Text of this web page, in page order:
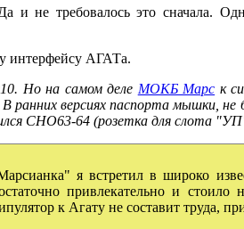
требовалось это сначала.
интерфейсу АГАТа.
Но на самом деле МОКБ Марс к
ранних версиях паспорта мышки,
СНО63-64 (розетка для слота
я встретил в широко
привлекательно и
к Агату не составит труда,